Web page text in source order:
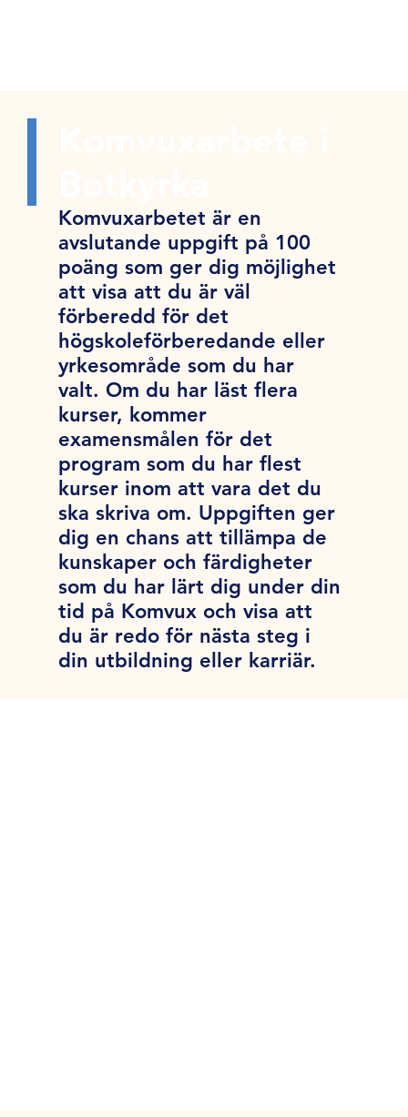
Komvuxarbetet är en
avslutande uppgift på 100
poäng som ger dig möjlighet
att visa att du är väl
förberedd för det
högskoleförberedande eller
yrkesområde som du har
valt. Om du har läst flera
kurser, kommer
examensmålen för det
program som du har flest
kurser inom att vara det du
ska skriva om. Uppgiften ger
dig en chans att tillämpa de
kunskaper och färdigheter
som du har lärt dig under din
tid på Komvux och visa att
du är redo för nästa steg i
din utbildning eller karriär.